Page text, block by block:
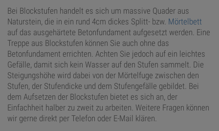
Bei Blockstufen handelt es sich um massive Quader aus
Naturstein, die in ein rund 4cm dickes Splitt- bzw. Mörtelbett
auf das ausgehärtete Betonfundament aufgesetzt werden. Eine
Treppe aus Blockstufen können Sie auch ohne das
Betonfundament errichten. Achten Sie jedoch auf ein leichtes
Gefälle, damit sich kein Wasser auf den Stufen sammelt. Die
Steigungshöhe wird dabei von der Mörtelfuge zwischen den
Stufen, der Stufendicke und dem Stufengefälle gebildet. Bei
dem Aufsetzen der Blockstufen bietet es sich an, der
Einfachheit halber zu zweit zu arbeiten. Weitere Fragen können
wir gerne direkt per Telefon oder E-Mail klären.